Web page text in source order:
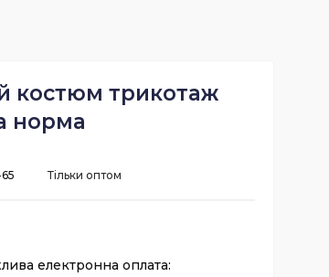
костюм трикотаж
норма
Тільки оптом